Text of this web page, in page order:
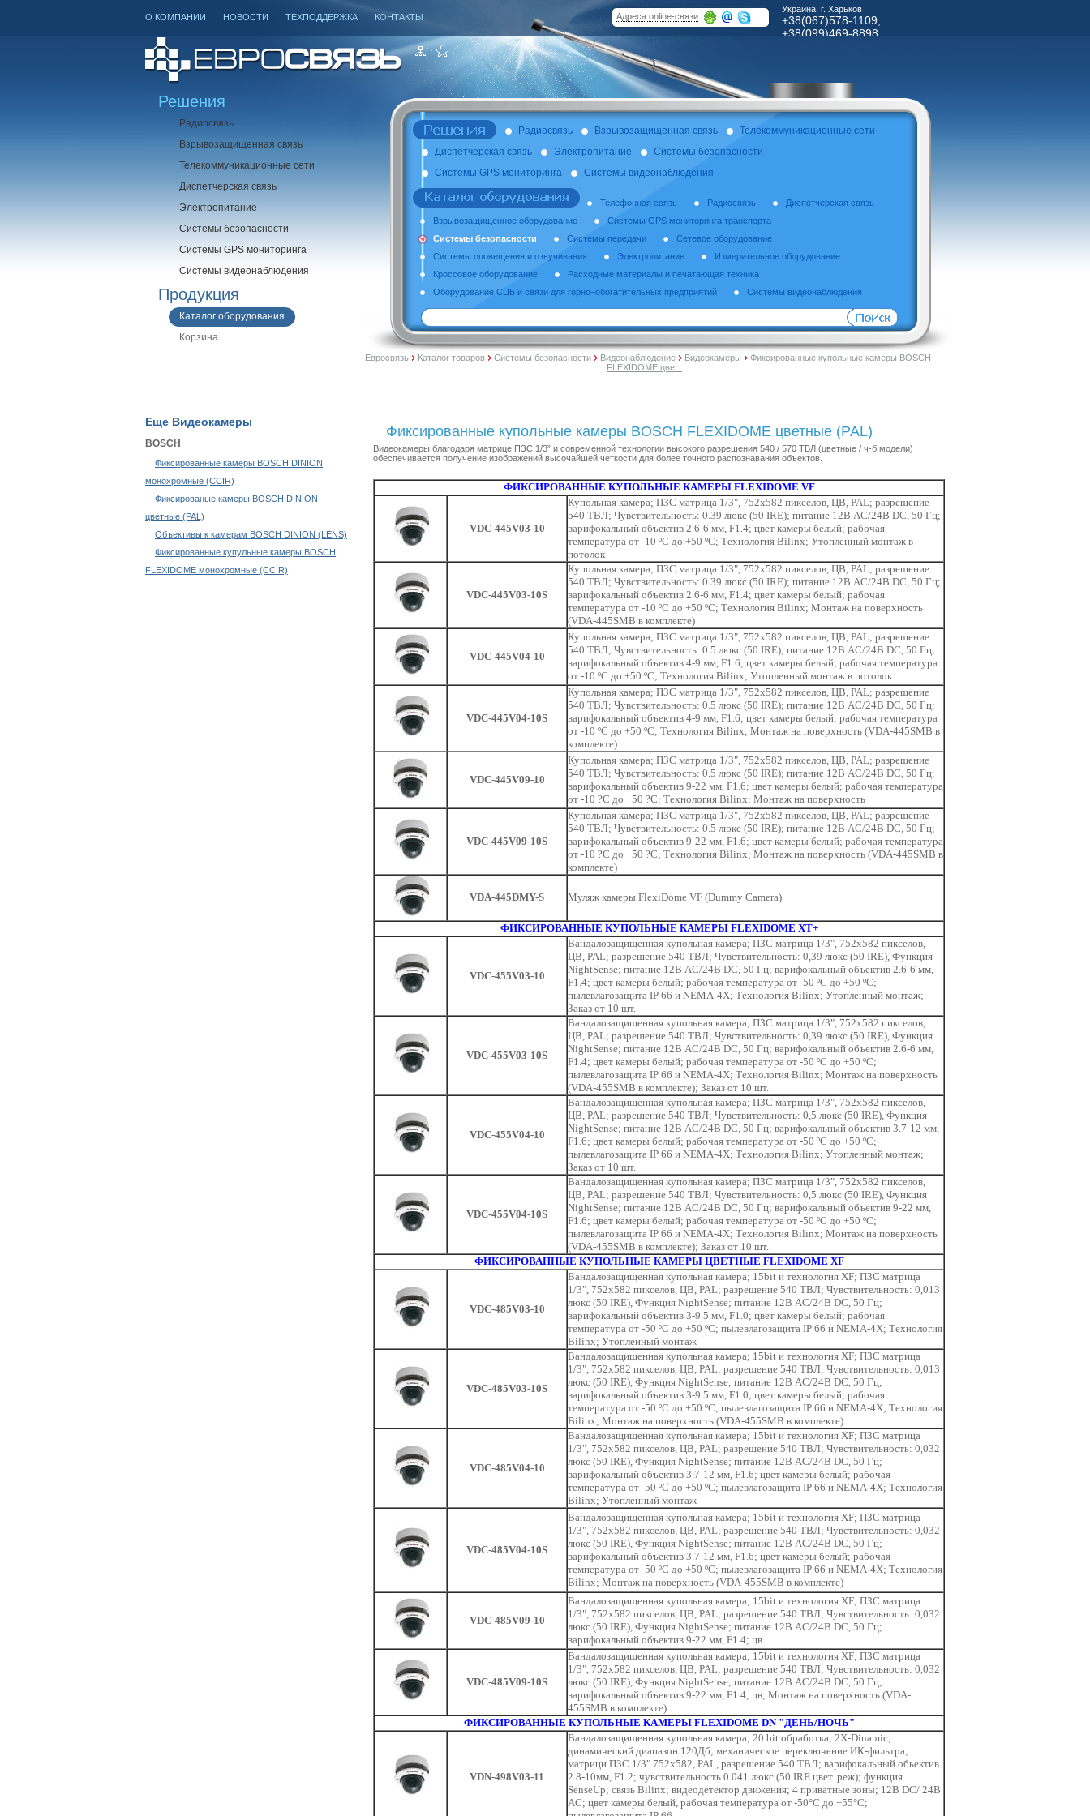
О КОМПАНИИ НОВОСТИ ТЕХПОДДЕРЖКА КОНТАКТЫ
Украина, г. Харьков
+38(067)578-1109,
+38(099)469-8898
Адреса online-связи
Решения
Радиосвязь
Взрывозащищенная связь
Телекоммуникационные сети
Диспетчерская связь
Электропитание
Системы безопасности
Системы GPS мониторинга
Системы видеонаблюдения
Продукция
Каталог оборудования
Корзина
Радиосвязь Взрывозащищенная связь
Телекоммуникационные сети
Диспетчерская связь
Электропитание
Системы безопасности
Системы GPS мониторинга
Системы видеонаблюдения
Телефонная связь Радиосвязь
Диспетчерская связь
Взрывозащищенное оборудование
Системы GPS мониторинга транспорта
Системы безопасности
Системы передачи
Сетевое оборудование
Системы оповещения и озвучивания
Электропитание
Измерительное оборудование
Кроссовое оборудование
Расходные материалы и печатающая техника
Оборудование СЦБ и связи для горно–обогатительных предприятий
Системы видеонаблюдения
Евросвязь Каталог товаров Системы безопасности Видеонаблюдение Видеокамеры
Фиксированные купольные камеры BOSCH
FLEXIDOME цве...
Еще Видеокамеры
BOSСH
Фиксированные камеры BOSCH DINION
монохромные (CCIR)
Фиксированые камеры BOSCH DINION
цветные (PAL)
Объективы к камерам BOSCH DINION (LENS)
Фиксированные купульные камеры BOSCH
FLEXIDOME монохромные (CCIR)
Фиксированные купольные камеры BOSCH FLEXIDOME цветные (PAL)
Видеокамеры благодаря матрице ПЗС 1/3” и современной технологии высокого разрешения 540 / 570 ТВЛ (цветные / ч-б модели)
обеспечивается получение изображений высочайшей четкости для более точного распознавания объектов.
ФИКСИРОВАННЫЕ КУПОЛЬНЫЕ КАМЕРЫ FLEXIDOME VF
VDC-445V03-10
Купольная камера; ПЗС матрица 1/3", 752x582 пикселов, ЦВ, PAL; разрешение
540 ТВЛ; Чувствительность: 0.39 люкс (50 IRE); питание 12В AC/24В DC, 50 Гц;
варифокальный объектив 2.6-6 мм, F1.4; цвет камеры белый; рабочая
температура от -10 ºC до +50 ºC; Технология Bilinx; Утопленный монтаж в
потолок
VDC-445V03-10S
Купольная камера; ПЗС матрица 1/3", 752x582 пикселов, ЦВ, PAL; разрешение
540 ТВЛ; Чувствительность: 0.39 люкс (50 IRE); питание 12В AC/24В DC, 50 Гц;
варифокальный объектив 2.6-6 мм, F1.4; цвет камеры белый; рабочая
температура от -10 ºC до +50 ºC; Технология Bilinx; Монтаж на поверхность
(VDA-445SMB в комплекте)
VDC-445V04-10
Купольная камера; ПЗС матрица 1/3", 752x582 пикселов, ЦВ, PAL; разрешение
540 ТВЛ; Чувствительность: 0.5 люкс (50 IRE); питание 12В AC/24В DC, 50 Гц;
варифокальный объектив 4-9 мм, F1.6; цвет камеры белый; рабочая температура
от -10 ºC до +50 ºC; Технология Bilinx; Утопленный монтаж в потолок
VDC-445V04-10S
Купольная камера; ПЗС матрица 1/3", 752x582 пикселов, ЦВ, PAL; разрешение
540 ТВЛ; Чувствительность: 0.5 люкс (50 IRE); питание 12В AC/24В DC, 50 Гц;
варифокальный объектив 4-9 мм, F1.6; цвет камеры белый; рабочая температура
от -10 ºC до +50 ºC; Технология Bilinx; Монтаж на поверхность (VDA-445SMB в
комплекте)
VDC-445V09-10
Купольная камера; ПЗС матрица 1/3", 752x582 пикселов, ЦВ, PAL; разрешение
540 ТВЛ; Чувствительность: 0.5 люкс (50 IRE); питание 12В AC/24В DC, 50 Гц;
варифокальный объектив 9-22 мм, F1.6; цвет камеры белый; рабочая температура
от -10 ?C до +50 ?C; Технология Bilinx; Монтаж на поверхность
VDC-445V09-10S
Купольная камера; ПЗС матрица 1/3", 752x582 пикселов, ЦВ, PAL; разрешение
540 ТВЛ; Чувствительность: 0.5 люкс (50 IRE); питание 12В AC/24В DC, 50 Гц;
варифокальный объектив 9-22 мм, F1.6; цвет камеры белый; рабочая температура
от -10 ?C до +50 ?C; Технология Bilinx; Монтаж на поверхность (VDA-445SMB в
комплекте)
VDA-445DMY-S Муляж камеры FlexiDome VF (Dummy Camera)
ФИКСИРОВАННЫЕ КУПОЛЬНЫЕ КАМЕРЫ FLEXIDOME XT+
VDC-455V03-10
Вандалозащищенная купольная камера; ПЗС матрица 1/3", 752x582 пикселов,
ЦВ, PAL; разрешение 540 ТВЛ; Чувствительность: 0,39 люкс (50 IRE), Функция
NightSense; питание 12В AC/24В DC, 50 Гц; варифокальный объектив 2.6-6 мм,
F1.4; цвет камеры белый; рабочая температура от -50 ºC до +50 ºC;
пылевлагозащита IP 66 и NEMA-4X; Технология Bilinx; Утопленный монтаж;
Заказ от 10 шт.
VDC-455V03-10S
Вандалозащищенная купольная камера; ПЗС матрица 1/3", 752x582 пикселов,
ЦВ, PAL; разрешение 540 ТВЛ; Чувствительность: 0,39 люкс (50 IRE), Функция
NightSense; питание 12В AC/24В DC, 50 Гц; варифокальный объектив 2.6-6 мм,
F1.4; цвет камеры белый; рабочая температура от -50 ºC до +50 ºC;
пылевлагозащита IP 66 и NEMA-4X; Технология Bilinx; Монтаж на поверхность
(VDA-455SMB в комплекте); Заказ от 10 шт.
VDC-455V04-10
Вандалозащищенная купольная камера; ПЗС матрица 1/3", 752x582 пикселов,
ЦВ, PAL; разрешение 540 ТВЛ; Чувствительность: 0,5 люкс (50 IRE), Функция
NightSense; питание 12В AC/24В DC, 50 Гц; варифокальный объектив 3.7-12 мм,
F1.6; цвет камеры белый; рабочая температура от -50 ºC до +50 ºC;
пылевлагозащита IP 66 и NEMA-4X; Технология Bilinx; Утопленный монтаж;
Заказ от 10 шт.
VDC-455V04-10S
Вандалозащищенная купольная камера; ПЗС матрица 1/3", 752x582 пикселов,
ЦВ, PAL; разрешение 540 ТВЛ; Чувствительность: 0,5 люкс (50 IRE), Функция
NightSense; питание 12В AC/24В DC, 50 Гц; варифокальный объектив 9-22 мм,
F1.6; цвет камеры белый; рабочая температура от -50 ºC до +50 ºC;
пылевлагозащита IP 66 и NEMA-4X; Технология Bilinx; Монтаж на поверхность
(VDA-455SMB в комплекте); Заказ от 10 шт.
ФИКСИРОВАННЫЕ КУПОЛЬНЫЕ КАМЕРЫ ЦВЕТНЫЕ FLEXIDOME XF
VDC-485V03-10
Вандалозащищенная купольная камера; 15bit и технология XF; ПЗС матрица
1/3", 752x582 пикселов, ЦВ, PAL; разрешение 540 ТВЛ; Чувствительность: 0,013
люкс (50 IRE), Функция NightSense; питание 12В AC/24В DC, 50 Гц;
варифокальный объектив 3-9.5 мм, F1.0; цвет камеры белый; рабочая
температура от -50 ºC до +50 ºC; пылевлагозащита IP 66 и NEMA-4X; Технология
Bilinx; Утопленный монтаж
VDC-485V03-10S
Вандалозащищенная купольная камера; 15bit и технология XF; ПЗС матрица
1/3", 752x582 пикселов, ЦВ, PAL; разрешение 540 ТВЛ; Чувствительность: 0,013
люкс (50 IRE), Функция NightSense; питание 12В AC/24В DC, 50 Гц;
варифокальный объектив 3-9.5 мм, F1.0; цвет камеры белый; рабочая
температура от -50 ºC до +50 ºC; пылевлагозащита IP 66 и NEMA-4X; Технология
Bilinx; Монтаж на поверхность (VDA-455SMB в комплекте)
VDC-485V04-10
Вандалозащищенная купольная камера; 15bit и технология XF; ПЗС матрица
1/3", 752x582 пикселов, ЦВ, PAL; разрешение 540 ТВЛ; Чувствительность: 0,032
люкс (50 IRE), Функция NightSense; питание 12В AC/24В DC, 50 Гц;
варифокальный объектив 3.7-12 мм, F1.6; цвет камеры белый; рабочая
температура от -50 ºC до +50 ºC; пылевлагозащита IP 66 и NEMA-4X; Технология
Bilinx; Утопленный монтаж
VDC-485V04-10S
Вандалозащищенная купольная камера; 15bit и технология XF; ПЗС матрица
1/3", 752x582 пикселов, ЦВ, PAL; разрешение 540 ТВЛ; Чувствительность: 0,032
люкс (50 IRE), Функция NightSense; питание 12В AC/24В DC, 50 Гц;
варифокальный объектив 3.7-12 мм, F1.6; цвет камеры белый; рабочая
температура от -50 ºC до +50 ºC; пылевлагозащита IP 66 и NEMA-4X; Технология
Bilinx; Монтаж на поверхность (VDA-455SMB в комплекте)
VDC-485V09-10
Вандалозащищенная купольная камера; 15bit и технология XF; ПЗС матрица
1/3", 752x582 пикселов, ЦВ, PAL; разрешение 540 ТВЛ; Чувствительность: 0,032
люкс (50 IRE), Функция NightSense; питание 12В AC/24В DC, 50 Гц;
варифокальный объектив 9-22 мм, F1.4; цв
VDC-485V09-10S
Вандалозащищенная купольная камера; 15bit и технология XF; ПЗС матрица
1/3", 752x582 пикселов, ЦВ, PAL; разрешение 540 ТВЛ; Чувствительность: 0,032
люкс (50 IRE), Функция NightSense; питание 12В AC/24В DC, 50 Гц;
варифокальный объектив 9-22 мм, F1.4; цв; Монтаж на поверхность (VDA-
455SMB в комплекте)
ФИКСИРОВАННЫЕ КУПОЛЬНЫЕ КАМЕРЫ FLEXIDOME DN "ДЕНЬ/НОЧЬ"
VDN-498V03-11
Вандалозащищенная купольная камера; 20 bit обработка; 2Х-Dinamic;
динамический диапазон 120Дб; механическое переключение ИК-фильтра;
матрици ПЗС 1/3" 752х582, PAL, разрешение 540 ТВЛ; варифокальный обьектив
2.8-10мм, F1.2; чувствительность 0.041 люкс (50 IRE цвет. реж); функция
SenseUp; связь Bilinx; видеодетектор движения; 4 приватные зоны; 12B DC/ 24B
AC; цвет камеры белый, рабочая температура от -50°С до +55°С;